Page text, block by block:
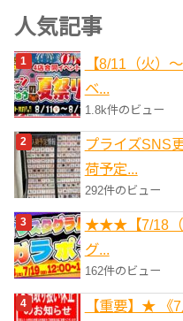
ゴ
リ
ー
人気記事
【8/11（火）
ベ...
1.8k件のビュー
プライズSNS
荷予定...
292件のビュー
★★★【7/18（
グ...
162件のビュー
【重要】★ 《